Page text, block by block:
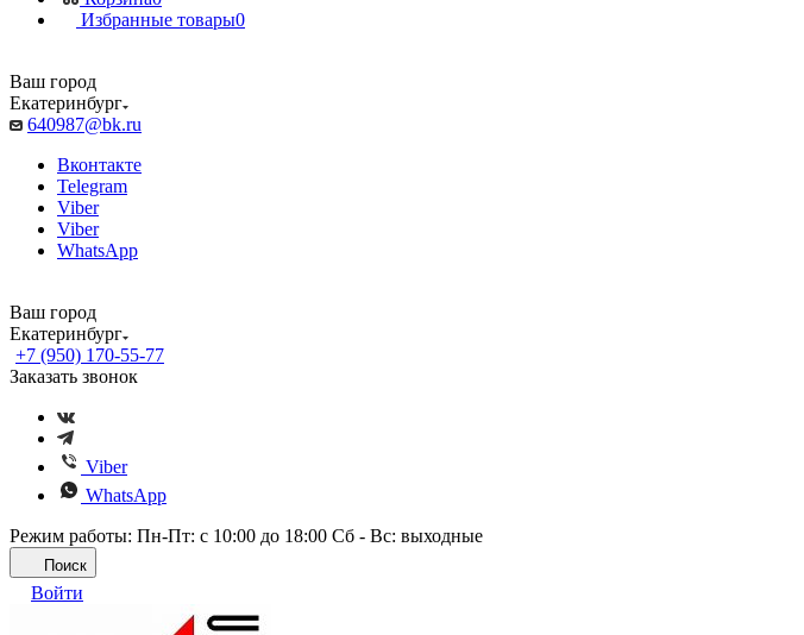
Избранные товары0
Ваш город
Екатеринбург
640987@bk.ru
Вконтакте
Telegram
Viber
Viber
WhatsApp
Ваш город
Екатеринбург
+7 (950) 170-55-77
Заказать звонок
Viber
WhatsApp
Режим работы: Пн-Пт: с 10:00 до 18:00 Сб - Вс: выходные
Поиск
Войти